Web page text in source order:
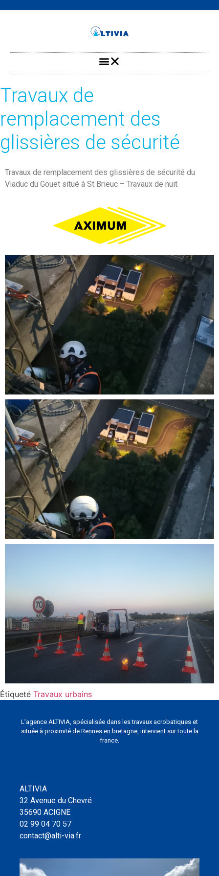
Travaux de
remplacement des
glissières de sécurité
Travaux de remplacement des glissières de sécurité du
Viaduc du Gouet situé à St Brieuc – Travaux de nuit
Étiqueté Travaux urbains
L’agence ALTIVIA, spécialisée dans les travaux acrobatiques et
située à proximité de Rennes en bretagne, intervient sur toute la
france.
ALTIVIA
32 Avenue du Chevré
35690 ACIGNE
02 99 04 70 57
contact@alti-via.fr